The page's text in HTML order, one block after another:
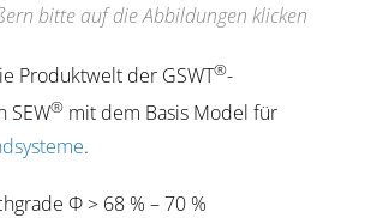
bitte auf die Abbildungen klicken
Produktwelt der GSWT®-
SEW®mit dem Basis Model für
.
Φ > 68 % – 70 %